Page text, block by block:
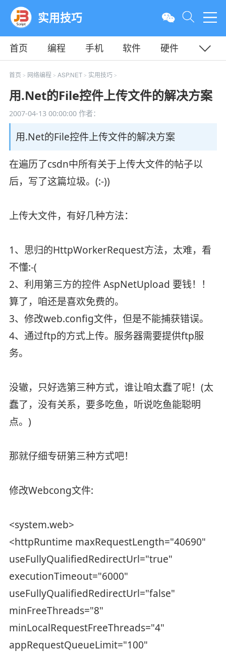
实用技巧
首页 编程 手机 软件
硬件
教程
平面 服务器
首页 > 网络编程 > ASP.NET > 实用技巧 >
用.Net的File控件上传文件的解决方案
2007-04-13 00:00:00作者：
用.Net的File控件上传文件的解决方案
在遍历了csdn中所有关于上传大文件的帖子以
后，写了这篇垃圾。(:-))
上传大文件，有好几种方法：
1、思归的HttpWorkerRequest方法，太难，看
不懂:-(
2、利用第三方的控件 AspNetUpload 要钱！！
算了，咱还是喜欢免费的。
3、修改web.config文件，但是不能捕获错误。
4、通过ftp的方式上传。服务器需要提供ftp服
务。
没辙，只好选第三种方式，谁让咱太蠢了呢！(太
蠢了，没有关系，要多吃鱼，听说吃鱼能聪明
点。)
那就仔细专研第三种方式吧！
修改Webcong文件:
<system.web>
<httpRuntime maxRequestLength="40690"
useFullyQualifiedRedirectUrl="true"
executionTimeout="6000"
useFullyQualifiedRedirectUrl="false"
minFreeThreads="8"
minLocalRequestFreeThreads="4"
appRequestQueueLimit="100"